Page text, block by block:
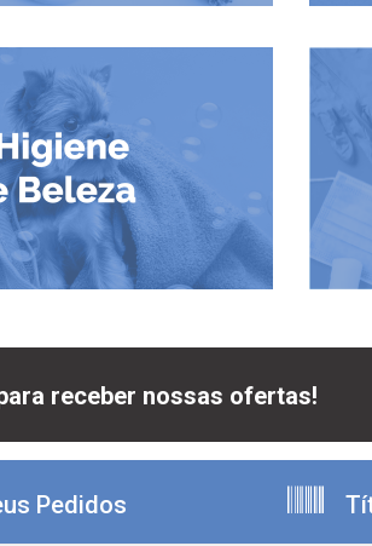
receber nossas ofertas!
Pedidos